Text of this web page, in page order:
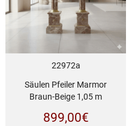
22972a
Säulen Pfeiler Marmor
Braun-Beige 1,05 m
899,00€